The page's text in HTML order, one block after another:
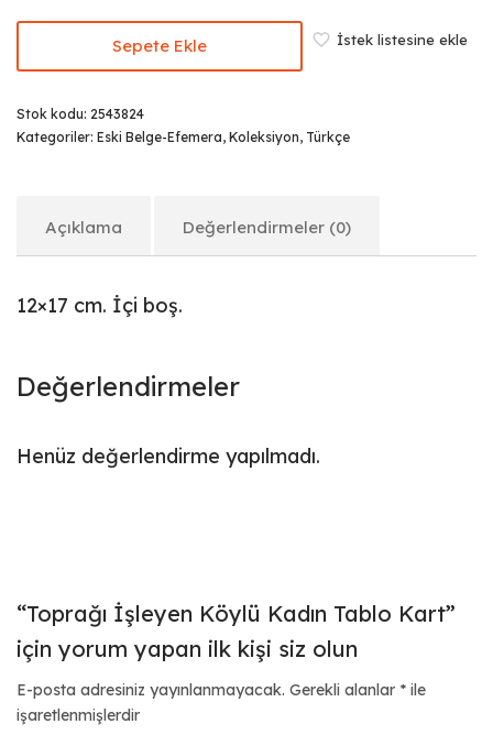
Sepete Ekle İstek listesine ekle
Stok kodu: 2543824
Kategoriler: Eski Belge-Efemera, Koleksiyon, Türkçe
Açıklama Değerlendirmeler (0)
12×17 cm. İçi boş.
Değerlendirmeler
Henüz değerlendirme yapılmadı.
“Toprağı İşleyen Köylü Kadın Tablo Kart”
için yorum yapan ilk kişi siz olun
E-posta adresiniz yayınlanmayacak. Gerekli alanlar * ile
işaretlenmişlerdir